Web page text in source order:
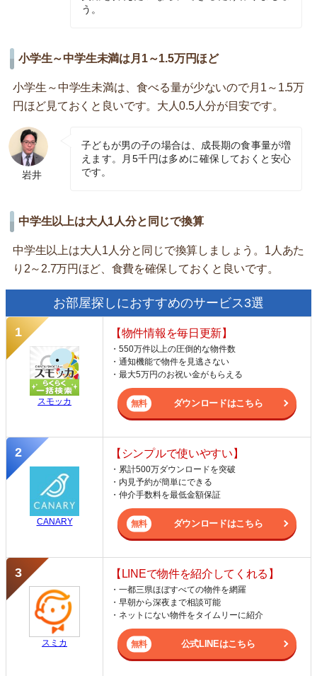
う。
小学生～中学生未満は月1～1.5万円ほど
小学生～中学生未満は、食べる量が少ないので月1～1.5万
円ほど見ておくと良いです。大人0.5人分が目安です。
岩井
子どもが男の子の場合は、成長期の食事量が増
えます。月5千円は多めに確保しておくと安心
です。
中学生以上は大人1人分と同じで換算
中学生以上は大人1人分と同じで換算しましょう。1人あた
り2～2.7万円ほど、食費を確保しておくと良いです。
お部屋探しにおすすめのサービス3選
スモッカ
【物件情報を毎日更新】
・550万件以上の圧倒的な物件数
・通知機能で物件を見逃さない
・最大5万円のお祝い金がもらえる
ダウンロードはこちら
CANARY
【シンプルで使いやすい】
・累計500万ダウンロードを突破
・内見予約が簡単にできる
・仲介手数料を最低金額保証
ダウンロードはこちら
スミカ
【LINEで物件を紹介してくれる】
・一都三県ほぼすべての物件を網羅
・早朝から深夜まで相談可能
・ネットにない物件をタイムリーに紹介
公式LINEはこちら